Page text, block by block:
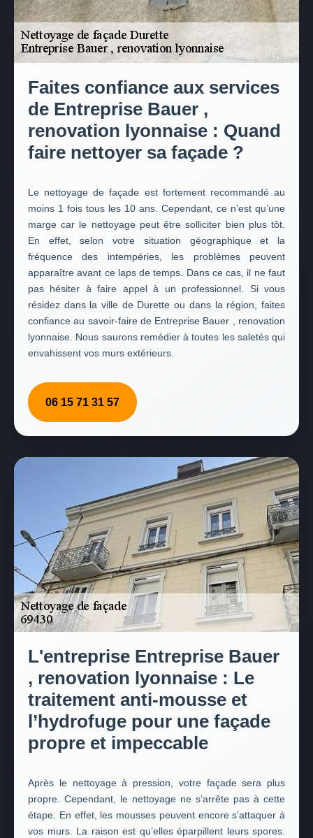
Faites confiance aux services
de Entreprise Bauer ,
renovation lyonnaise : Quand
faire nettoyer sa façade ?
Le nettoyage de façade est fortement recommandé au
moins 1 fois tous les 10 ans. Cependant, ce n’est qu’une
marge car le nettoyage peut être solliciter bien plus tôt.
En effet, selon votre situation géographique et la
fréquence des intempéries, les problèmes peuvent
apparaître avant ce laps de temps. Dans ce cas, il ne faut
pas hésiter à faire appel à un professionnel. Si vous
résidez dans la ville de Durette ou dans la région, faites
confiance au savoir-faire de Entreprise Bauer , renovation
lyonnaise. Nous saurons remédier à toutes les saletés qui
envahissent vos murs extérieurs.
06 15 71 31 57
L'entreprise Entreprise Bauer
, renovation lyonnaise : Le
traitement anti-mousse et
l’hydrofuge pour une façade
propre et impeccable
Après le nettoyage à pression, votre façade sera plus
propre. Cependant, le nettoyage ne s’arrête pas à cette
étape. En effet, les mousses peuvent encore s’attaquer à
vos murs. La raison est qu’elles éparpillent leurs spores.